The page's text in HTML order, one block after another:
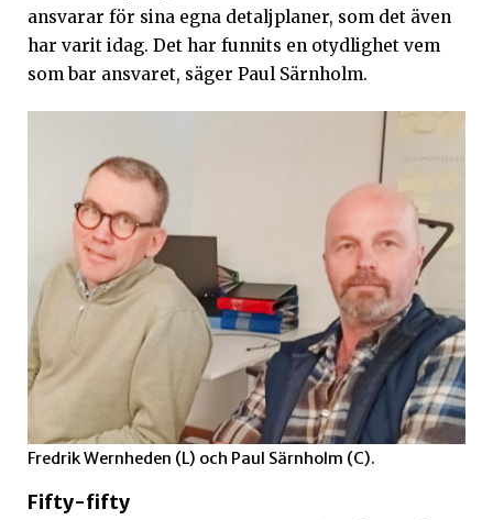
ansvarar för sina egna detaljplaner, som det även
har varit idag. Det har funnits en otydlighet vem
som bar ansvaret, säger Paul Särnholm.
Fredrik Wernheden (L) och Paul Särnholm (C).
Fifty-fifty